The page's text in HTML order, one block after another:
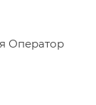
Оператор